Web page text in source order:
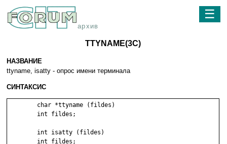
архив
☰
TTYNAME(3C)
НАЗВАНИЕ
ttyname, isatty - опрос имени терминала
СИНТАКСИС